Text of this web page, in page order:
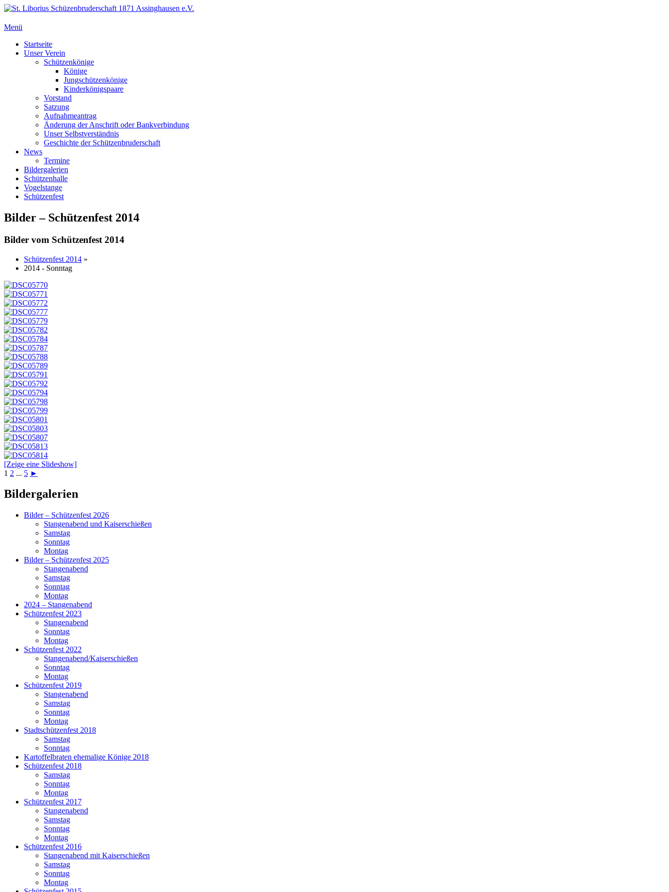
Zum
springen
St. Liborius Schüzenbruderschaft 1871 Assinghausen e.V.
Menü
Primäres
Menü
Startseite
Unser Verein
Schützenkönige
Könige
Jungschützenkönige
Kinderkönigspaare
Vorstand
Satzung
Aufnahmeantrag
Änderung der Anschrift oder Bankverbindung
Unser Selbstverständnis
Geschichte der Schützenbruderschaft
News
Termine
Bildergalerien
Schützenhalle
Vogelstange
Schützenfest
Bilder – Schützenfest 2014
Bilder vom Schützenfest 2014
Schützenfest 2014 »
2014 - Sonntag
[Zeige eine Slideshow]
1 2 ... 5 ►
Primärer
Widgetbereich
Bildergalerien
Bilder – Schützenfest 2026
Stangenabend und Kaiserschießen
Samstag
Sonntag
Montag
Bilder – Schützenfest 2025
Stangenabend
Samstag
Sonntag
Montag
2024 – Stangenabend
Schützenfest 2023
Stangenabend
Sonntag
Montag
Schützenfest 2022
Stangenabend/Kaiserschießen
Sonntag
Montag
Schützenfest 2019
Stangenabend
Samstag
Sonntag
Montag
Stadtschützenfest 2018
Samstag
Sonntag
Kartoffelbraten ehemalige Könige 2018
Schützenfest 2018
Samstag
Sonntag
Montag
Schützenfest 2017
Stangenabend
Samstag
Sonntag
Montag
Schützenfest 2016
Stangenabend mit Kaiserschießen
Samstag
Sonntag
Montag